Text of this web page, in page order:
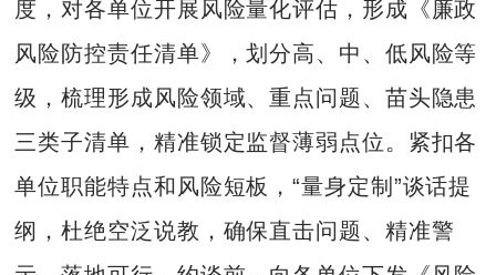
度，对各单位开展风险量化评估，形成《廉政
风险防控责任清单》，划分高、中、低风险等
级，梳理形成风险领域、重点问题、苗头隐患
三类子清单，精准锁定监督薄弱点位。紧扣各
单位职能特点和风险短板，“量身定制”谈话提
纲，杜绝空泛说教，确保直击问题、精准警